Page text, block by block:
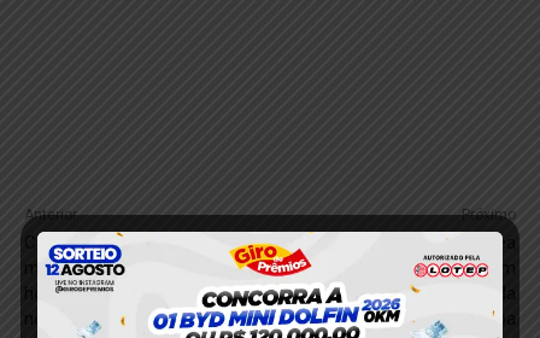
Anterior
Colisão entre caminhonete e
motocicleta deixa um
homem ferido em Itaituba,
Próximo
Santarém é considerada área
de risco para incidentes com
raios, alerta professor da
Ufopa